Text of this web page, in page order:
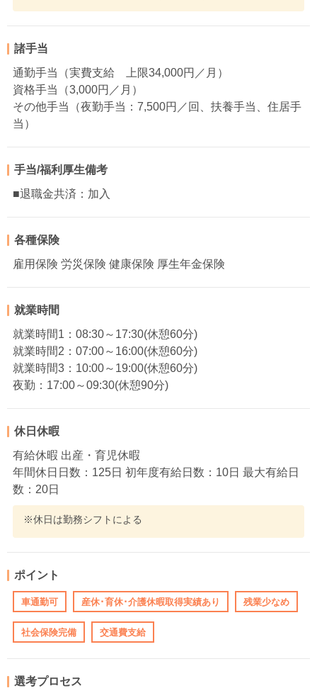
諸手当
通勤手当（実費支給 上限34,000円／月）
資格手当（3,000円／月）
その他手当（夜勤手当：7,500円／回、扶養手当、住居手
当）
手当/福利厚生備考
■退職金共済：加入
各種保険
雇用保険 労災保険 健康保険 厚生年金保険
就業時間
就業時間1：08:30～17:30(休憩60分)
就業時間2：07:00～16:00(休憩60分)
就業時間3：10:00～19:00(休憩60分)
夜勤：17:00～09:30(休憩90分)
休日休暇
有給休暇 出産・育児休暇
年間休日日数：125日 初年度有給日数：10日 最大有給日
数：20日
※休日は勤務シフトによる
ポイント
車通勤可 産休･育休･介護休暇取得実績あり 残業少なめ
社会保険完備 交通費支給
選考プロセス